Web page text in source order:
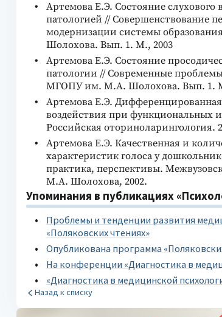
Артемова Е.Э. Состояние
патологией // Совершенствование
модернизации системы
Шолохова. Вып. 1. М., 2003
Артемова Е.Э. Состояние
патологии // Современные
МГОПУ им. М.А. Шолохова. Вып. 1.
Артемова Е.Э. Дифференцированная
воздействия при функциональных
Российская оториноларингология.
Артемова Е.Э. Качественная и
характеристик голоса у
практика, перспективы.
М.А. Шолохова, 2002.
Упоминания в публикациях
Проблемы и тенденции развития
«Поляковских чтениях»
Опубликована программа
На конференции «Диагностика в
«Диагностика в медицинской
Назад к списку